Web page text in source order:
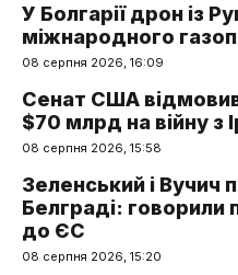
У Болгарії дрон із
міжнародного
08 серпня 2026, 16:09
Сенат США
$70 млрд на війну з
08 серпня 2026, 15:58
Зеленський і Вучич
Белграді: говорили
до ЄС
08 серпня 2026, 15:20